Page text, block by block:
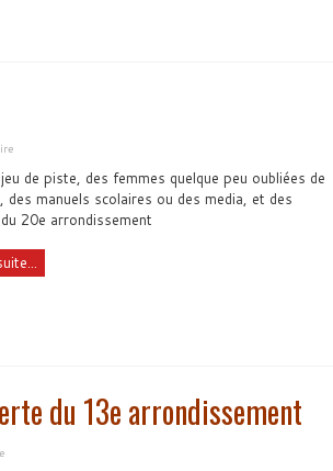
de piste, des femmes quelque peu oubliées de
des manuels scolaires ou des media, et des
20e arrondissement
du 13e arrondissement